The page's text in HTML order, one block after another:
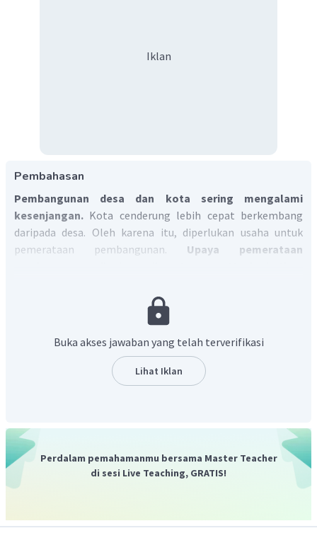
Iklan
Pembahasan
Pembangunan desa dan kota sering mengalami
kesenjangan. Kota cenderung lebih cepat berkembang
daripada desa. Oleh karena itu, diperlukan usaha untuk
pemerataan pembangunan. Upaya pemerataan
pembinaan usaha kecil menengah, serta memperluas
Buka akses jawaban yang telah terverifikasi
Lihat Iklan
Perdalam pemahamanmu bersama Master Teacher
di sesi Live Teaching, GRATIS!